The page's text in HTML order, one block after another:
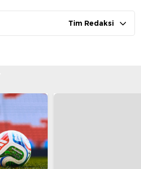
Tim Redaksi